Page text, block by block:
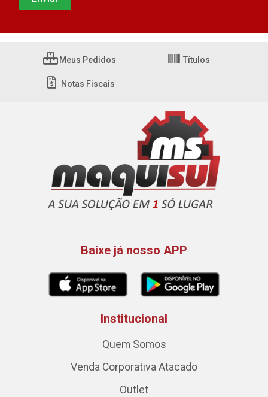
Meus Pedidos Títulos
Notas Fiscais
Baixe já nosso APP
Institucional
Quem Somos
Venda Corporativa Atacado
Outlet